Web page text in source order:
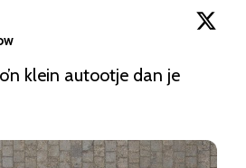
klein autootje dan je